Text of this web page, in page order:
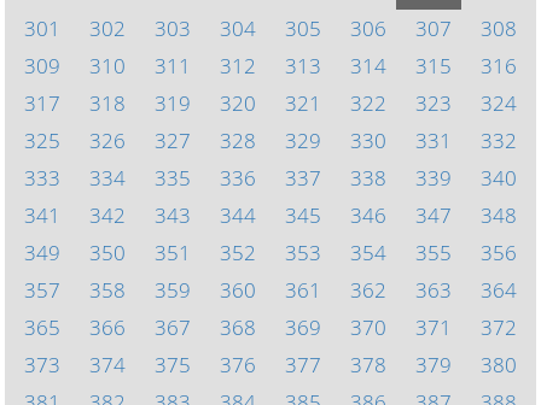
301
302 303 304 305 306 307
308
309
310 311 312 313 314 315
316
317
318 319 320 321 322 323
324
325
326 327 328 329 330 331
332
333
334 335 336 337 338 339
340
341
342 343 344 345 346 347
348
349
350 351 352 353 354 355
356
357
358 359 360 361 362 363
364
365
366 367 368 369 370 371
372
373
374 375 376 377 378 379
380